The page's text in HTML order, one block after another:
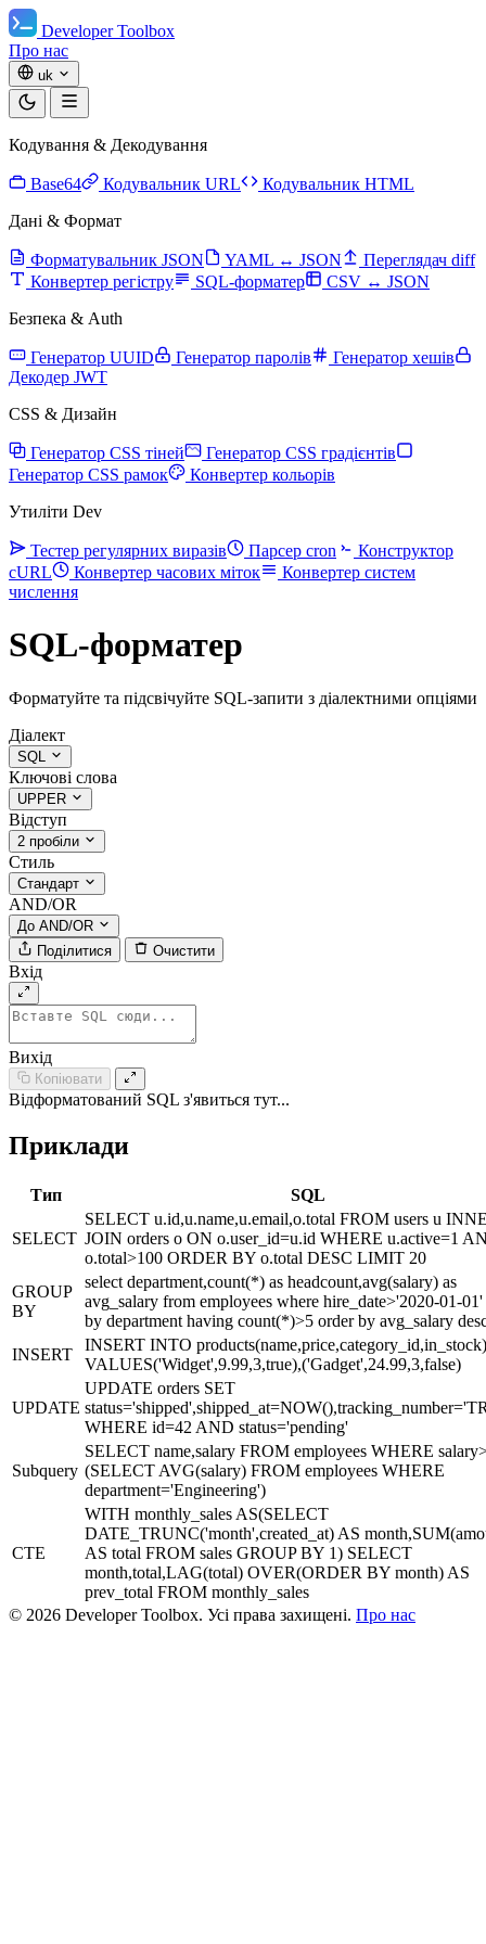
Developer Toolbox
Про нас
uk
Кодування & Декодування
Base64 Кодувальник URL
Кодувальник HTML
Дані & Формат
Форматувальник JSON YAML ↔ JSON
Переглядач diff
Конвертер регістру
SQL-форматер
CSV ↔ JSON
Безпека & Auth
Генератор UUID Генератор паролів
Генератор хешів
Декодер JWT
CSS & Дизайн
Генератор CSS тіней
Генератор CSS градієнтів
Генератор CSS рамок
Конвертер кольорів
Утиліти Dev
Тестер регулярних виразів Парсер cron
Конструктор
cURL
Конвертер часових міток
Конвертер систем
числення
SQL-форматер
Форматуйте та підсвічуйте SQL-запити з діалектними опціями
Діалект
SQL
Ключові слова
UPPER
Відступ
2 пробіли
Стиль
Стандарт
AND/OR
До AND/OR
Поділитися
Очистити
Вхід
Вихід
Копіювати
Відформатований SQL з'явиться тут...
Приклади
Тип SQL
SELECT
SELECT u.id,u.name,u.email,o.total FROM users u
JOIN orders o ON o.user_id=u.id WHERE u.active=1
o.total>100 ORDER BY o.total DESC LIMIT 20
GROUP
BY
select department,count(*) as headcount,avg(salary) as
avg_salary from employees where hire_date>'2020-01-
by department having count(*)>5 order by avg_salary
INSERT
INSERT INTO products(name,price,category_id,in_stock)
VALUES('Widget',9.99,3,true),('Gadget',24.99,3,false)
UPDATE
UPDATE orders SET
WHERE id=42 AND status='pending'
Subquery
SELECT name,salary FROM employees WHERE
(SELECT AVG(salary) FROM employees WHERE
department='Engineering')
CTE
WITH monthly_sales AS(SELECT
DATE_TRUNC('month',created_at) AS
AS total FROM sales GROUP BY 1) SELECT
month,total,LAG(total) OVER(ORDER BY month) AS
prev_total FROM monthly_sales
© 2026 Developer Toolbox. Усі права захищені. Про нас